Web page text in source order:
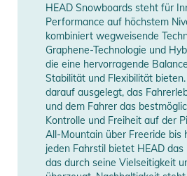
Mit hervorragendem Auftrieb, der
einfach macht, spielt es besonders
- POPLAR WOOD CORE: Der
Boards von Head leichter und
Kern ist besonders reaktionsfreudig
progressives Fahrgefühl mit jeder
- EXTRUDED BASE: Extrudierte
widerstandsfähig und einfach zu
Flex Soft
Board-Typ
Shape Twin
Board-Profil
Erscheinungsjahr 2026
HEAD Snowboards steht für
Performance auf höchstem
kombiniert wegweisende
Graphene-Technologie und
die eine hervorragende
Stabilität und Flexibilität
darauf ausgelegt, das
und dem Fahrer das
Kontrolle und Freiheit auf der
All-Mountain über Freeride bis
jeden Fahrstil bietet HEAD
das durch seine Vielseitigkeit